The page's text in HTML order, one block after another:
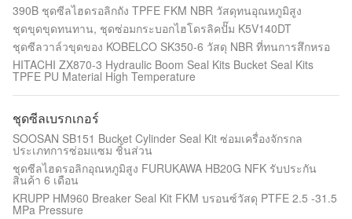
390B ชุดซีลไฮดรอลิกถัง TPFE FKM NBR วัสดุทนอุณหภูมิสูง
ชุดขุดขุดทนทาน, ชุดซ่อมกระบอกไฮโดรลิคปั๊ม K5V140DT
ชุดซีลวาล์วขุดของ KOBELCO SK350-6 วัสดุ NBR ที่ทนการสึกหรอ
HITACHI ZX870-3 Hydraulic Boom Seal Kits Bucket Seal Kits
TPFE PU Material High Temperature
ชุดซีลเบรกเกอร์
SOOSAN SB151 Bucket Cylinder Seal Kit ซ่อมเครื่องจักรกล
ประเภทการซ่อมแซม ชิ้นส่วน
ชุดซีลไฮดรอลิกอุณหภูมิสูง FURUKAWA HB20G NFK รับประกัน
สินค้า 6 เดือน
KRUPP HM960 Breaker Seal Kit FKM บรอนซ์วัสดุ PTFE 2.5 -31.5
MPa Pressure